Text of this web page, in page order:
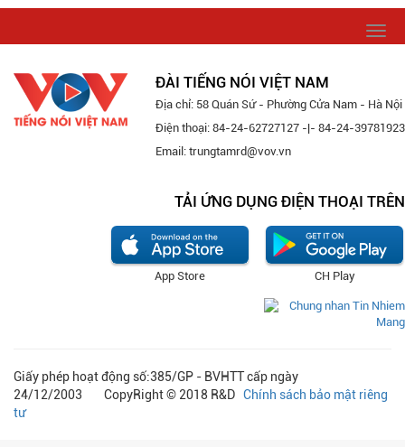
ĐÀI TIẾNG NÓI VIỆT NAM
Địa chỉ: 58 Quán Sứ - Phường Cửa Nam - Hà Nội
Điện thoại: 84-24-62727127 -|- 84-24-39781923
Email: trungtamrd@vov.vn
TẢI ỨNG DỤNG ĐIỆN THOẠI TRÊN
CH Play
App Store
Giấy phép hoạt động số:385/GP - BVHTT cấp ngày
24/12/2003 CopyRight © 2018 R&D Chính sách bảo mật riêng
tư